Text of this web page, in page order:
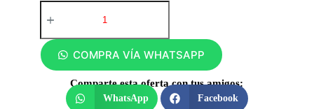
COMPRA VÍA WHATSAPP
Comparte esta oferta con tus amigos:
WhatsApp Facebook